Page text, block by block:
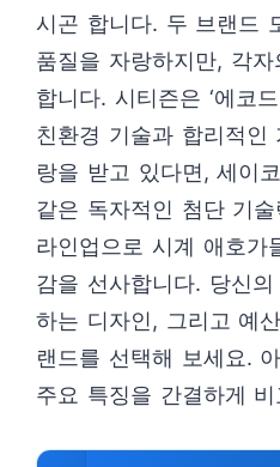
시곤 합니다. 두 브랜드
품질을 자랑하지만, 각
합니다. 시티즌은 ‘에코
친환경 기술과 합리적인
랑을 받고 있다면, 세이
같은 독자적인 첨단 기
라인업으로 시계 애호가
감을 선사합니다. 당신
하는 디자인, 그리고 예
랜드를 선택해 보세요.
주요 특징을 간결하게